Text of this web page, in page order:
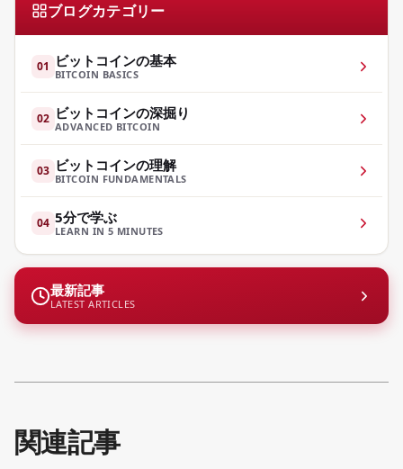
ブログカテゴリー
01 ビットコインの基本
BITCOIN BASICS
02 ビットコインの深掘り
ADVANCED BITCOIN
03 ビットコインの理解
BITCOIN FUNDAMENTALS
04 5分で学ぶ
LEARN IN 5 MINUTES
最新記事
LATEST ARTICLES
関連記事